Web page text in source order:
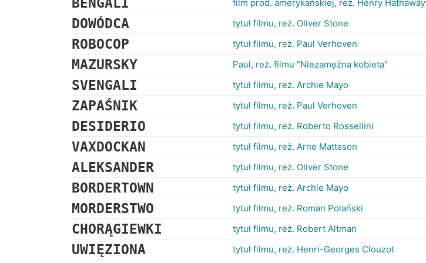
film prod. amerykańskiej, reż. Henry Hathaway
DOWÓDCA tytuł filmu, reż. Oliver Stone
ROBOCOP tytuł filmu, reż. Paul Verhoven
MAZURSKY Paul, reż. filmu "Niezamężna kobieta"
SVENGALI tytuł filmu, reż. Archie Mayo
ZAPAŚNIK tytuł filmu, reż. Paul Verhoven
DESIDERIO tytuł filmu, reż. Roberto Rossellini
VAXDOCKAN tytuł filmu, reż. Arne Mattsson
ALEKSANDER tytuł filmu, reż. Oliver Stone
BORDERTOWN tytuł filmu, reż. Archie Mayo
MORDERSTWO tytuł filmu, reż. Roman Polański
CHORĄGIEWKI tytuł filmu, reż. Robert Altman
UWIĘZIONA tytuł filmu, reż. Henri-Georges Clouzot